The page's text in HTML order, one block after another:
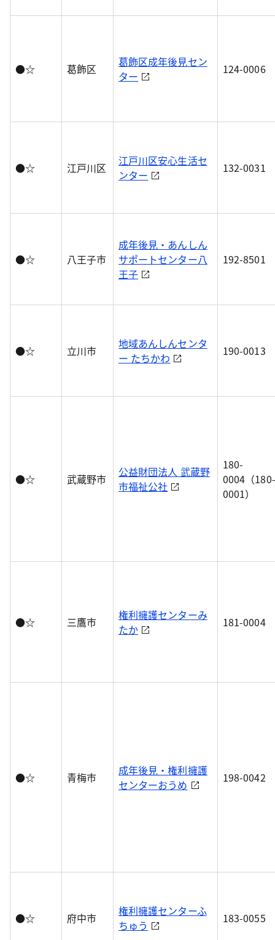
●☆ 葛飾区
葛飾区成年後見セン
ター
124-0006
●☆ 江戸川区
江戸川区安心生活セ
ンター
132-0031
●☆ 八王子市
成年後見・あんしん
サポートセンター八
王子
192-8501
●☆ 立川市
地域あんしんセンタ
ー たちかわ
190-0013
●☆ 武蔵野市
公益財団法人 武蔵野
市福祉公社
180-
0004（180-
0001）
●☆ 三鷹市
権利擁護センターみ
たか
181-0004
●☆ 青梅市
成年後見・権利擁護
センターおうめ
198-0042
●☆ 府中市
権利擁護センターふ
ちゅう
183-0055